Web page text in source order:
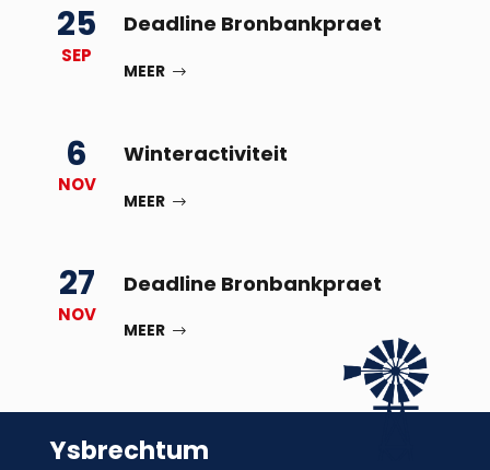
25
SEP
Deadline Bronbankpraet
MEER
6
NOV
Winteractiviteit
MEER
27
NOV
Deadline Bronbankpraet
MEER
Ysbrechtum